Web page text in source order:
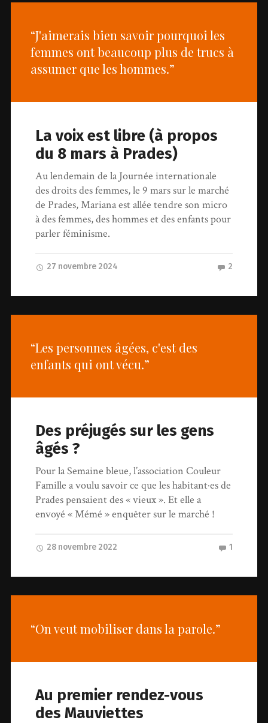
“J'aimerais bien savoir pourquoi les
femmes ont beaucoup plus de trucs à
assumer que les hommes.”
La voix est libre (à propos
du 8 mars à Prades)
Au lendemain de la Journée internationale
des droits des femmes, le 9 mars sur le marché
de Prades, Mariana est allée tendre son micro
à des femmes, des hommes et des enfants pour
parler féminisme.
27 novembre 2024 2
“Les personnes âgées, c'est des
enfants qui ont vécu.”
Des préjugés sur les gens
âgés ?
Pour la Semaine bleue, l’association Couleur
Famille a voulu savoir ce que les habitant·es de
Prades pensaient des « vieux ». Et elle a
envoyé « Mémé » enquêter sur le marché !
28 novembre 2022 1
“On veut mobiliser dans la parole.”
Au premier rendez-vous
des Mauviettes